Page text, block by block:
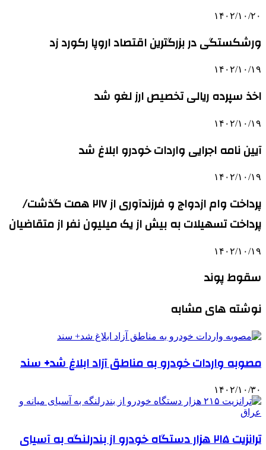
۱۴۰۲/۱۰/۲۰
ورشکستگی در بزرگترین اقتصاد اروپا رکورد زد
۱۴۰۲/۱۰/۱۹
اخذ سپرده ریالی تخصیص ارز لغو شد
۱۴۰۲/۱۰/۱۹
آیین نامه اجرایی واردات خودرو ابلاغ شد
۱۴۰۲/۱۰/۱۹
پرداخت وام ازدواج و فرزندآوری از ۲۱۷ همت گذشت/
پرداخت تسهیلات به بیش از یک میلیون نفر از متقاضیان
۱۴۰۲/۱۰/۱۹
سقوط پوند
نوشته های مشابه
مصوبه واردات خودرو به مناطق آزاد ابلاغ شد+ سند
۱۴۰۲/۱۰/۳۰
ترانزیت ۲۱۵ هزار دستگاه خودرو از بندرلنگه به آسیای